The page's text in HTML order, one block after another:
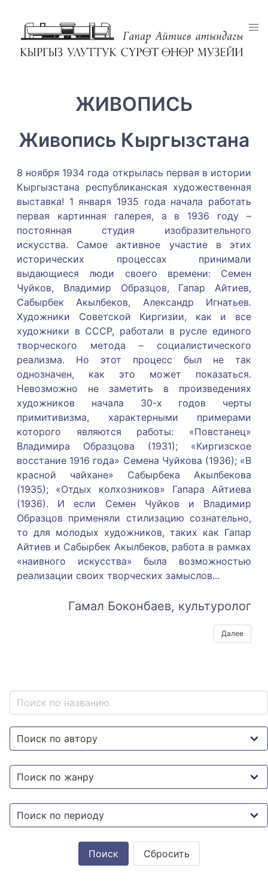
ЖИВОПИСЬ
Живопись Кыргызстана
8 ноября 1934 года открылась первая в истории
Кыргызстана республиканская художественная
выставка! 1 января 1935 года начала работать
первая картинная галерея, а в 1936 году –
постоянная студия изобразительного
искусства. Самое активное участие в этих
исторических процессах принимали
выдающиеся люди своего времени: Семен
Чуйков, Владимир Образцов, Гапар Айтиев,
Сабырбек Акылбеков, Александр Игнатьев.
Художники Советской Киргизии, как и все
художники в СССР, работали в русле единого
творческого метода – социалистического
реализма. Но этот процесс был не так
однозначен, как это может показаться.
Невозможно не заметить в произведениях
художников начала 30-х годов черты
примитивизма, характерными примерами
которого являются работы: «Повстанец»
Владимира Образцова (1931); «Киргизское
восстание 1916 года» Семена Чуйкова (1936); «В
красной чайхане» Сабырбека Акылбекова
(1935); «Отдых колхозников» Гапара Айтиева
(1936). И если Семен Чуйков и Владимир
Образцов применяли стилизацию сознательно,
то для молодых художников, таких как Гапар
Айтиев и Сабырбек Акылбеков, работа в рамках
«наивного искусства» была возможностью
реализации своих творческих замыслов...
Гамал Боконбаев, культуролог
Далее
Сбросить